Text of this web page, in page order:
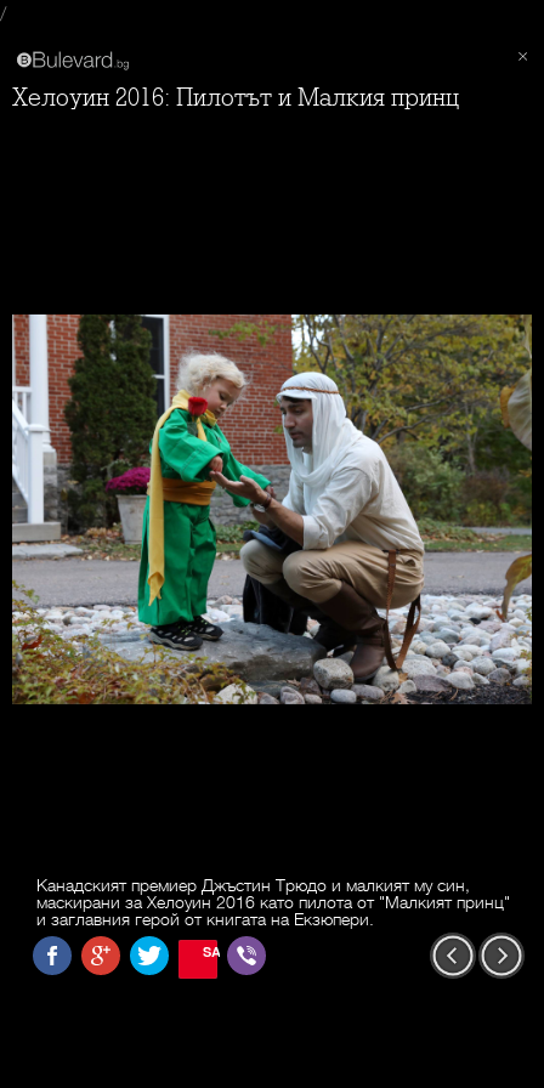
/
Хелоуин 2016: Пилотът и Малкия принц
Канадският премиер Джъстин Трюдо и малкият му син,
маскирани за Хелоуин 2016 като пилота от "Малкият принц"
и заглавния герой от книгата на Екзюпери.
SAVE